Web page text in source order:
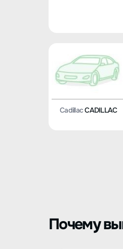
CadillacCADILLAC
Почему